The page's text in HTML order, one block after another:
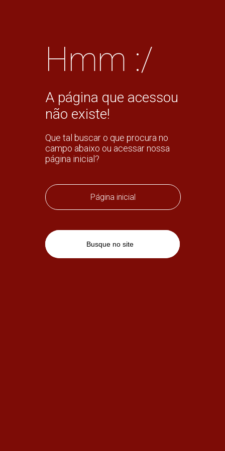
Hmm :/
A página que acessou
não existe!
Que tal buscar o que procura no
campo abaixo ou acessar nossa
página inicial?
Página inicial